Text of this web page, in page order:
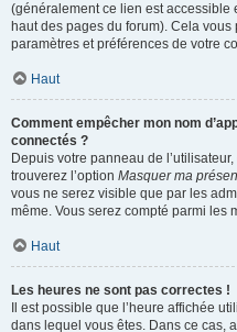
(généralement ce lien est accessible
haut des pages du forum). Cela
paramètres et préférences de votre
Haut
Comment empêcher mon nom
connectés ?
Depuis votre panneau de
trouverez l’option Masquer ma
vous ne serez visible que par les
même. Vous serez compté parmi les
Haut
Les heures ne sont pas correctes !
Il est possible que l’heure affichée
dans lequel vous êtes. Dans ce cas,